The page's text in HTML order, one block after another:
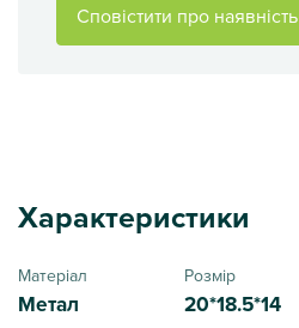
Сповістити про наявність
Характеристики
Матеріал
Метал
Розмір
20*18.5*14